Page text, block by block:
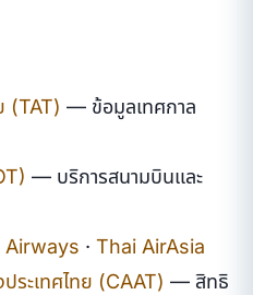
(TAT) — ข้อมูลเทศกาล
— บริการสนามบินและ
Airways · Thai AirAsia
ระเทศไทย (CAAT) — สิทธิ